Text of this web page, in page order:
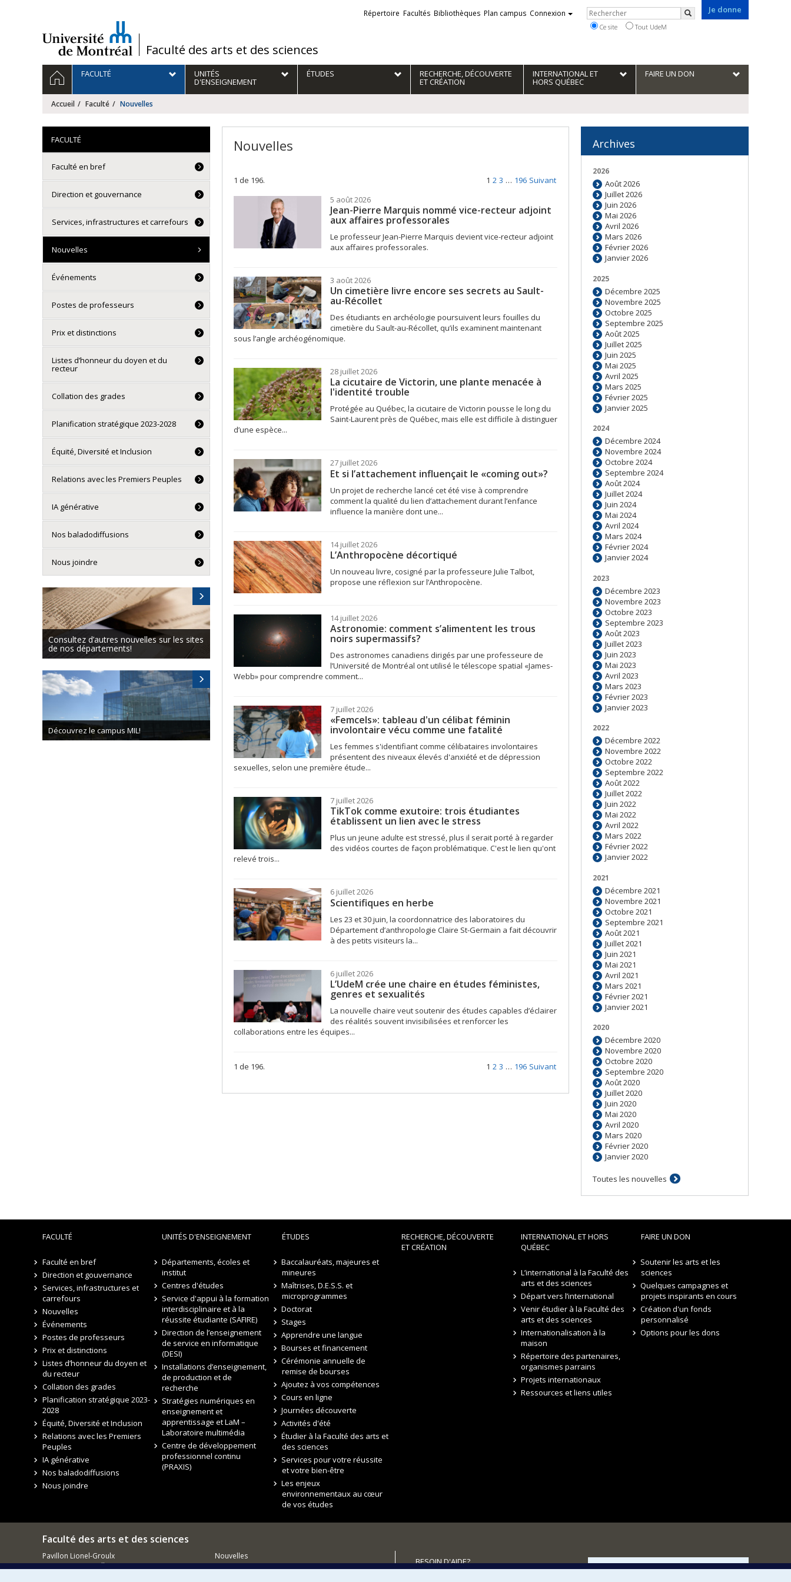
/Faculté des arts et des sciences
Je donne
Liens
externes
Répertoire Facultés Bibliothèques Plan campus Connexion Rechercher
Rechercher
Ce site Tout UdeM
Navigation
principale
ACCUEILFACULTÉ UNITÉS
D'ENSEIGNEMENT
ÉTUDES RECHERCHE, DÉCOUVERTE
ET CRÉATION
INTERNATIONAL ET
HORS QUÉBEC
FAIRE UN DON
Accueil Faculté Nouvelles
Nouvelles
1 de 196. 1 2 3 … 196 Suivant
5 août 2026
Jean-Pierre Marquis nommé vice-recteur adjoint
aux affaires professorales
Le professeur Jean-Pierre Marquis devient vice-recteur adjoint
aux affaires professorales.
3 août 2026
Un cimetière livre encore ses secrets au Sault-
au-Récollet
Des étudiants en archéologie poursuivent leurs fouilles du
cimetière du Sault-au-Récollet, qu’ils examinent maintenant
sous l’angle archéogénomique.
28 juillet 2026
La cicutaire de Victorin, une plante menacée à
l'identité trouble
Protégée au Québec, la cicutaire de Victorin pousse le long du
Saint-Laurent près de Québec, mais elle est difficile à distinguer
d’une espèce...
27 juillet 2026
Et si l’attachement influençait le «coming out»?
Un projet de recherche lancé cet été vise à comprendre
comment la qualité du lien d’attachement durant l’enfance
influence la manière dont une...
14 juillet 2026
L’Anthropocène décortiqué
Un nouveau livre, cosigné par la professeure Julie Talbot,
propose une réflexion sur l’Anthropocène.
14 juillet 2026
Astronomie: comment s’alimentent les trous
noirs supermassifs?
Des astronomes canadiens dirigés par une professeure de
l’Université de Montréal ont utilisé le télescope spatial «James-
Webb» pour comprendre comment...
7 juillet 2026
«Femcels»: tableau d'un célibat féminin
involontaire vécu comme une fatalité
Les femmes s'identifiant comme célibataires involontaires
présentent des niveaux élevés d'anxiété et de dépression
sexuelles, selon une première étude...
7 juillet 2026
TikTok comme exutoire: trois étudiantes
établissent un lien avec le stress
Plus un jeune adulte est stressé, plus il serait porté à regarder
des vidéos courtes de façon problématique. C'est le lien qu'ont
relevé trois...
6 juillet 2026
Scientifiques en herbe
Les 23 et 30 juin, la coordonnatrice des laboratoires du
Département d’anthropologie Claire St-Germain a fait découvrir
à des petits visiteurs la...
6 juillet 2026
L’UdeM crée une chaire en études féministes,
genres et sexualités
La nouvelle chaire veut soutenir des études capables d’éclairer
des réalités souvent invisibilisées et renforcer les
collaborations entre les équipes...
1 de 196. 1 2 3 … 196 Suivant
Archives
2026
Août 2026
Juillet 2026
Juin 2026
Mai 2026
Avril 2026
Mars 2026
Février 2026
Janvier 2026
2025
Décembre 2025
Novembre 2025
Octobre 2025
Septembre 2025
Août 2025
Juillet 2025
Juin 2025
Mai 2025
Avril 2025
Mars 2025
Février 2025
Janvier 2025
2024
Décembre 2024
Novembre 2024
Octobre 2024
Septembre 2024
Août 2024
Juillet 2024
Juin 2024
Mai 2024
Avril 2024
Mars 2024
Février 2024
Janvier 2024
2023
Décembre 2023
Novembre 2023
Octobre 2023
Septembre 2023
Août 2023
Juillet 2023
Juin 2023
Mai 2023
Avril 2023
Mars 2023
Février 2023
Janvier 2023
2022
Décembre 2022
Novembre 2022
Octobre 2022
Septembre 2022
Août 2022
Juillet 2022
Juin 2022
Mai 2022
Avril 2022
Mars 2022
Février 2022
Janvier 2022
2021
Décembre 2021
Novembre 2021
Octobre 2021
Septembre 2021
Août 2021
Juillet 2021
Juin 2021
Mai 2021
Avril 2021
Mars 2021
Février 2021
Janvier 2021
2020
Décembre 2020
Novembre 2020
Octobre 2020
Septembre 2020
Août 2020
Juillet 2020
Juin 2020
Mai 2020
Avril 2020
Mars 2020
Février 2020
Janvier 2020
Toutes les nouvelles
FACULTÉ
Faculté en bref
Direction et gouvernance
Services, infrastructures et carrefours
Nouvelles
Événements
Postes de professeurs
Prix et distinctions
Listes d’honneur du doyen et du
recteur
Collation des grades
Planification stratégique 2023-2028
Équité, Diversité et Inclusion
Relations avec les Premiers Peuples
IA générative
Nos baladodiffusions
Nous joindre
Consultez d’autres nouvelles sur les sites
de nos départements!
le campus MIL!
FACULTÉ
Faculté en bref
Direction et gouvernance
Services, infrastructures et
carrefours
Nouvelles
Événements
Postes de professeurs
Prix et distinctions
Listes d’honneur du doyen et
du recteur
Collation des grades
Planification stratégique 2023-
2028
Équité, Diversité et Inclusion
Relations avec les Premiers
Peuples
IA générative
Nos baladodiffusions
Nous joindre
UNITÉS D'ENSEIGNEMENT
Départements, écoles et
institut
Centres d'études
Service d'appui à la formation
interdisciplinaire et à la
réussite étudiante (SAFIRE)
Direction de l’enseignement
de service en informatique
(DESI)
Installations d’enseignement,
de production et de
recherche
Stratégies numériques en
enseignement et
apprentissage et LaM –
Laboratoire multimédia
Centre de développement
professionnel continu
(PRAXIS)
ÉTUDES
Baccalauréats, majeures et
mineures
Maîtrises, D.E.S.S. et
microprogrammes
Doctorat
Stages
Apprendre une langue
Bourses et financement
Cérémonie annuelle de
remise de bourses
Ajoutez à vos compétences
Cours en ligne
Journées découverte
Activités d'été
Étudier à la Faculté des arts et
des sciences
Services pour votre réussite
et votre bien-être
Les enjeux
environnementaux au cœur
de vos études
RECHERCHE, DÉCOUVERTE
ET CRÉATION
INTERNATIONAL ET HORS
QUÉBEC
L’international à la Faculté des
arts et des sciences
Départ vers l’international
Venir étudier à la Faculté des
arts et des sciences
Internationalisation à la
maison
Répertoire des partenaires,
organismes parrains
Projets internationaux
Ressources et liens utiles
FAIRE UN DON
Soutenir les arts et les
sciences
Quelques campagnes et
projets inspirants en cours
Création d'un fonds
personnalisé
Options pour les dons
Faculté des arts et des sciences
Pavillon Lionel-Groulx
3150, rue Jean-Brillant
Nouvelles
Événements
BESOIN D'AIDE?
FACULTÉ DES ARTS ET DES SCIENCES